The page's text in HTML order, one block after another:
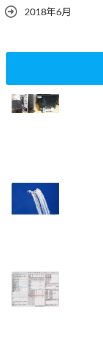
2018年6月
ド対応
2023.10.14
撮影方法のレクチ
ャー
2022.12.24